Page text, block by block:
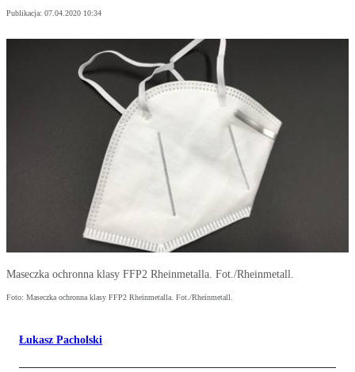
Publikacja: 07.04.2020 10:34
Maseczka ochronna klasy FFP2 Rheinmetalla. Fot./Rheinmetall.
Foto: Maseczka ochronna klasy FFP2 Rheinmetalla. Fot./Rheinmetall.
Łukasz Pacholski